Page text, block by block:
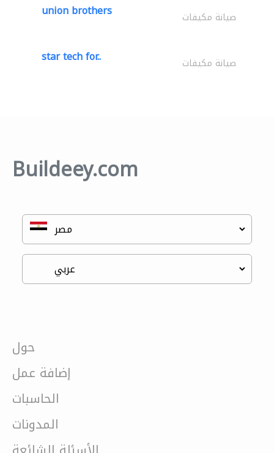
union brothers صيانة مكيفات
star tech for.. صيانة مكيفات
Buildeey.com
حول
إضافة عمل
الحاسبات
المدونات